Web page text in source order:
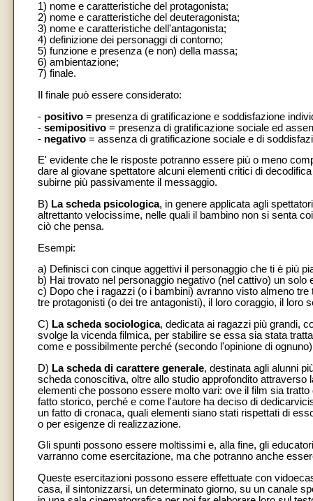
1) nome e caratteristiche del protagonista;
2) nome e caratteristiche del deuteragonista;
3) nome e caratteristiche dell'antagonista;
4) definizione dei personaggi di contorno;
5) funzione e presenza (e non) della massa;
6) ambientazione;
7) finale.
Il finale può essere considerato:
- positivo = presenza di gratificazione e soddisfazione
- semipositivo = presenza di gratificazione sociale ed
- negativo = assenza di gratificazione sociale e di
E' evidente che le risposte potranno essere più o meno
dare al giovane spettatore alcuni elementi critici di
subirne più passivamente il messaggio.
B) La scheda psicologica, in genere applicata agli
altrettanto velocissime, nelle quali il bambino non si senta
ciò che pensa.
Esempi:
a) Definisci con cinque aggettivi il personaggio che ti è più
b) Hai trovato nel personaggio negativo (nel cattivo) un
c) Dopo che i ragazzi (o i bambini) avranno visto almeno
tre protagonisti (o dei tre antagonisti), il loro coraggio, il loro
C) La scheda sociologica, dedicata ai ragazzi più grandi,
svolge la vicenda filmica, per stabilire se essa sia stata
come e possibilmente perché (secondo l'opinione di
D) La scheda di carattere generale, destinata agli alunni
scheda conoscitiva, oltre allo studio approfondito
elementi che possono essere molto vari: ove il film sia
fatto storico, perché e come l'autore ha deciso di
un fatto di cronaca, quali elementi siano stati rispettati di
o per esigenze di realizzazione.
Gli spunti possono essere moltissimi e, alla fine, gli
varranno come esercitazione, ma che potranno anche
Queste esercitazioni possono essere effettuate con
casa, il sintonizzarsi, un determinato giorno, su un canale